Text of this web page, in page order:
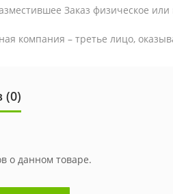
Заказ физическое
компания – третье лицо,
(0)
о данном товаре.